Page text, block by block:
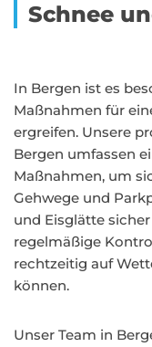
Schnee
In Bergen ist es
Maßnahmen für
ergreifen. Unsere
Bergen umfassen
Maßnahmen, um
Gehwege und
und Eisglätte
regelmäßige
rechtzeitig auf
können.
Unser Team in